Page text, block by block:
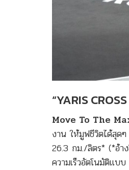
“YARIS
Move To The
งาน ให้มูฟชีวิตได้สุด
26.3 กม./ลิตร* (*อ้า
ความเร็วอัตโนมัติแบ